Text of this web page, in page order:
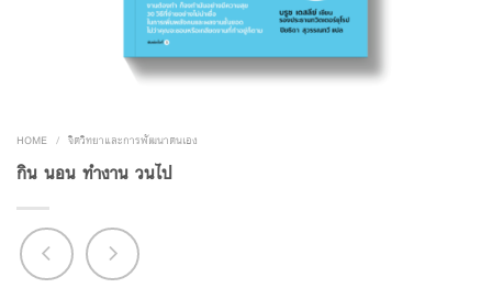
HOME / จิตวิทยาและการพัฒนาตนเอง
กิน นอน ทำงาน วนไป